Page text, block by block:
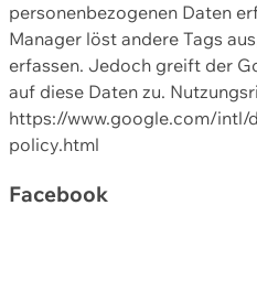
personenbezogenen Daten
Manager löst andere Tags
erfassen. Jedoch greift der
auf diese Daten zu.
https://www.google.com/intl/
policy.html
Facebook